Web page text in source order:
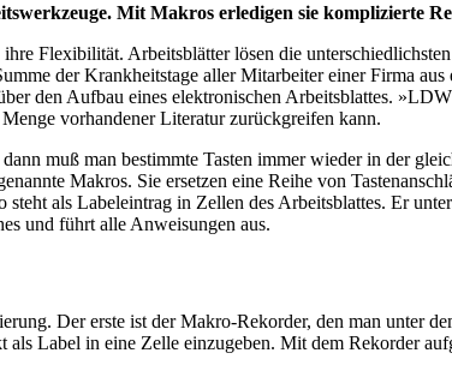
Mit Makros erledigen sie komplizierte
Flexibilität. Arbeitsblätter lösen die
der Krankheitstage aller Mitarbeiter einer Firma
den Aufbau eines elektronischen Arbeitsblattes.
vorhandener Literatur zurückgreifen kann.
muß man bestimmte Tasten immer wieder in der
Makros. Sie ersetzen eine Reihe von
steht als Labeleintrag in Zellen des Arbeitsblattes. Er
und führt alle Anweisungen aus.
Der erste ist der Makro-Rekorder, den man unter
als Label in eine Zelle einzugeben. Mit dem Rekorder